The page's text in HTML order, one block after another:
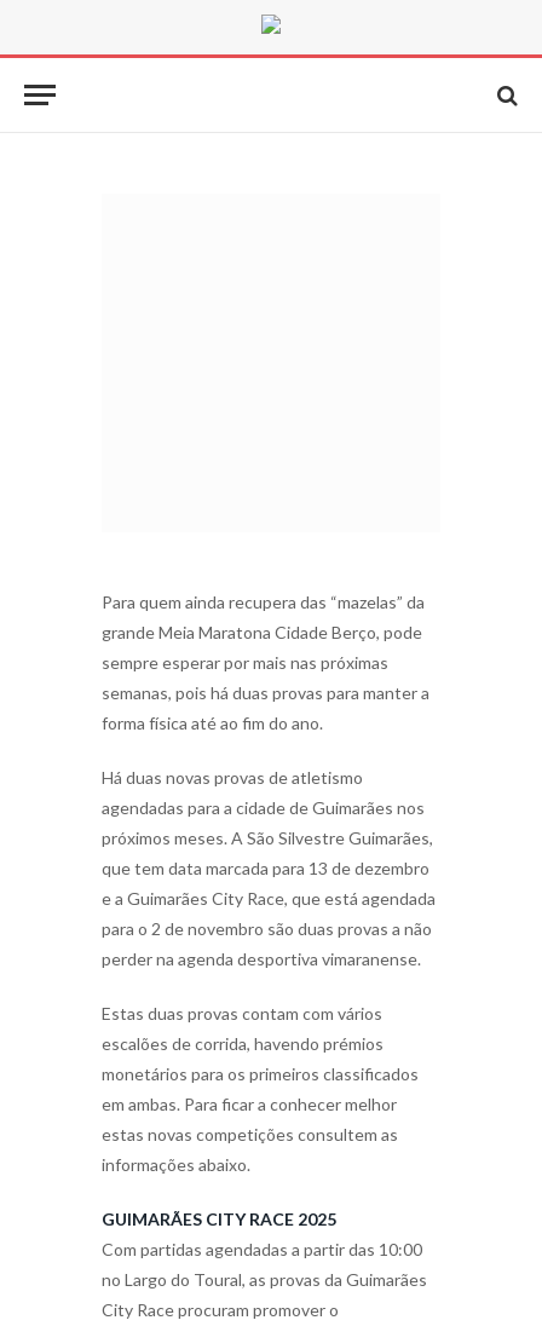
Para quem ainda recupera das “mazelas” da
grande Meia Maratona Cidade Berço, pode
sempre esperar por mais nas próximas
semanas, pois há duas provas para manter a
forma física até ao fim do ano.
Há duas novas provas de atletismo
agendadas para a cidade de Guimarães nos
próximos meses. A São Silvestre Guimarães,
que tem data marcada para 13 de dezembro
e a Guimarães City Race, que está agendada
para o 2 de novembro são duas provas a não
perder na agenda desportiva vimaranense.
Estas duas provas contam com vários
escalões de corrida, havendo prémios
monetários para os primeiros classificados
em ambas. Para ficar a conhecer melhor
estas novas competições consultem as
informações abaixo.
GUIMARÃES CITY RACE 2025
Com partidas agendadas a partir das 10:00
no Largo do Toural, as provas da Guimarães
City Race procuram promover o